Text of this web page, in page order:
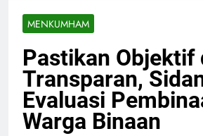
MENKUMHAM
Pastikan Objektif
Transparan,
Evaluasi
Warga Binaan